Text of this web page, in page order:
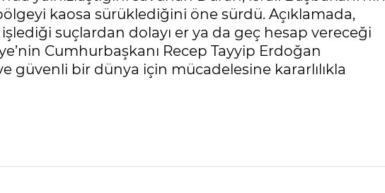
kaosa sürüklediğini öne sürdü. Açıklamada,
suçlardan dolayı er ya da geç hesap vereceği
Cumhurbaşkanı Recep Tayyip Erdoğan
güvenli bir dünya için mücadelesine kararlılıkla